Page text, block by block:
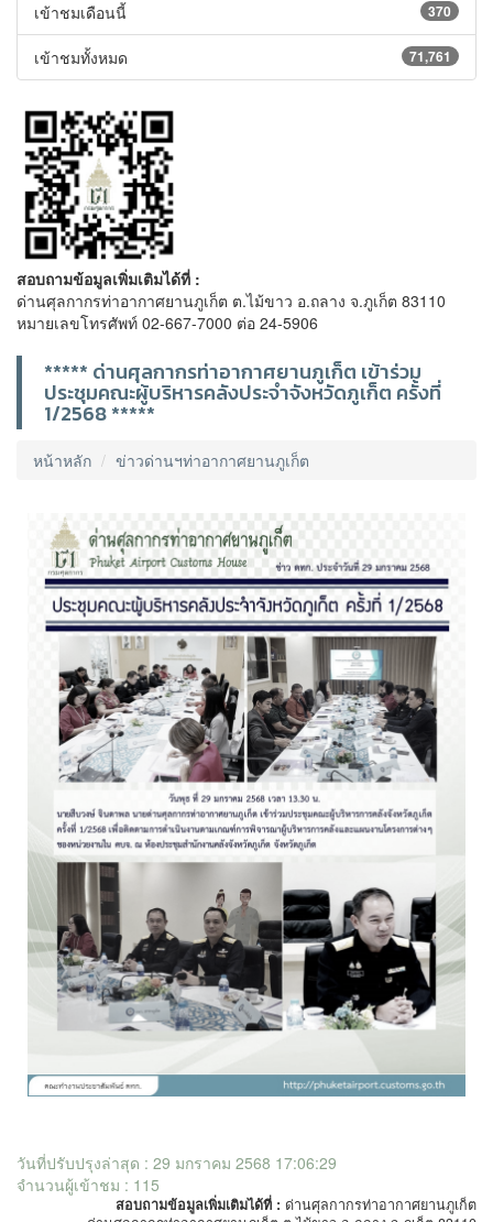
370
เข้าชมเดือนนี้
71,761
เข้าชมทั้งหมด
สอบถามข้อมูลเพิ่มเติมได้ที่ :
ด่านศุลกากรท่าอากาศยานภูเก็ต ต.ไม้ขาว อ.ถลาง จ.ภูเก็ต 83110
หมายเลขโทรศัพท์ 02-667-7000 ต่อ 24-5906
***** ด่านศุลกากรท่าอากาศยานภูเก็ต เข้าร่วม
ประชุมคณะผู้บริหารคลังประจำจังหวัดภูเก็ต ครั้งที่
1/2568 *****
หน้าหลัก ข่าวด่านฯท่าอากาศยานภูเก็ต
วันที่ปรับปรุงล่าสุด : 29 มกราคม 2568 17:06:29
จำนวนผู้เข้าชม : 115
สอบถามข้อมูลเพิ่มเติมได้ที่ : ด่านศุลกากรท่าอากาศยานภูเก็ต